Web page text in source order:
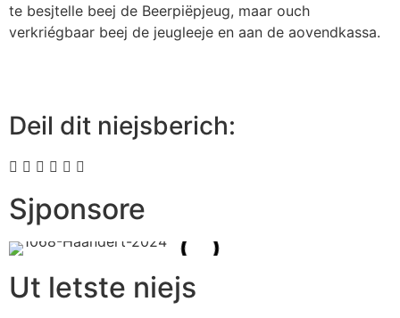
te besjtelle beej de Beerpiëpjeug, maar ouch
verkriégbaar beej de jeugleeje en aan de aovendkassa.
Deil dit niejsberich:
Sjponsore
Ut letste niejs